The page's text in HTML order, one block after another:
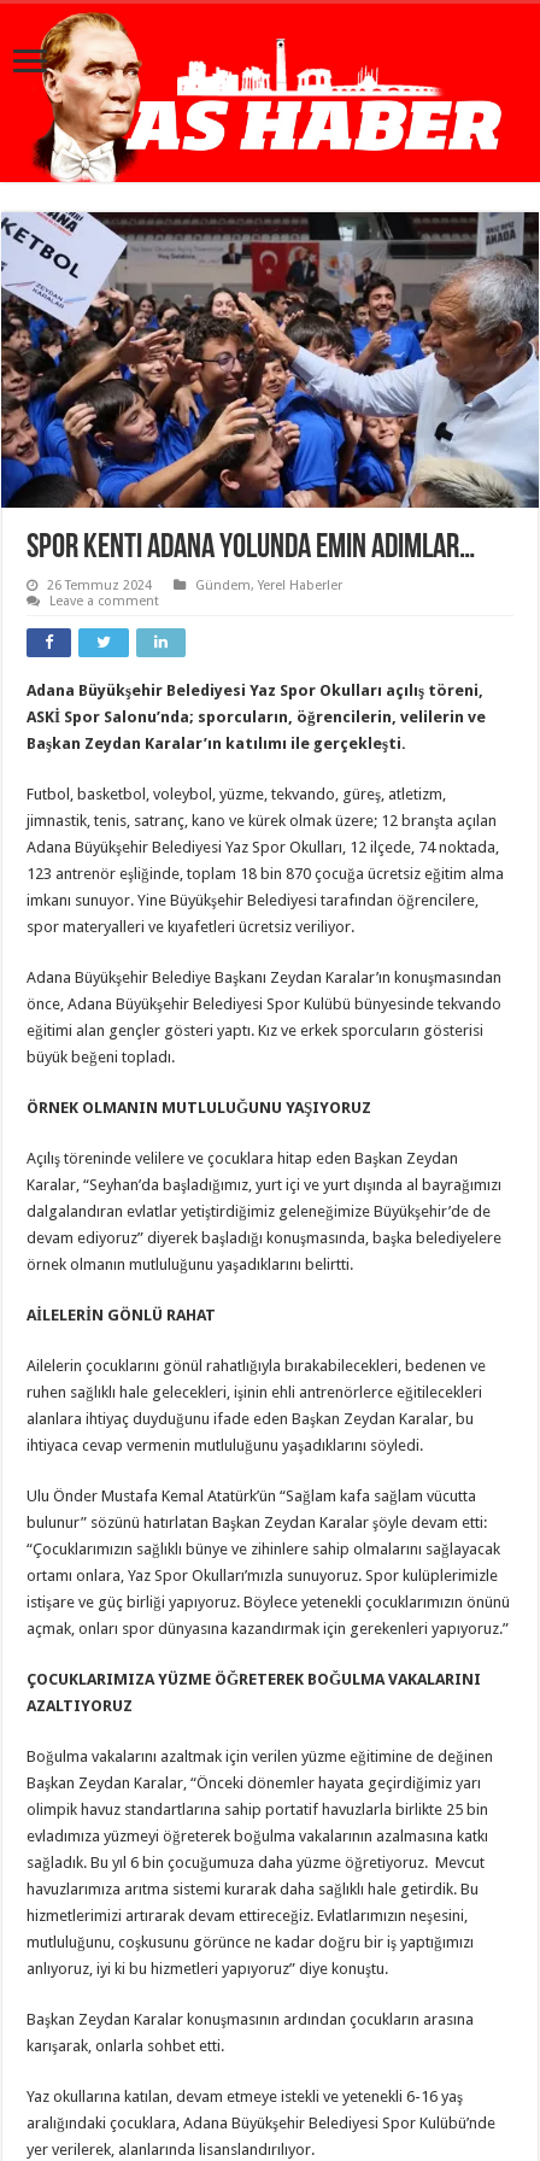
Spor Kenti Adana yolunda emin adımlar…
26 Temmuz 2024 Gündem,Yerel Haberler
Leave a comment
Adana Büyükşehir Belediyesi Yaz Spor Okulları açılış töreni,
ASKİ Spor Salonu’nda; sporcuların, öğrencilerin, velilerin ve
Başkan Zeydan Karalar’ın katılımı ile gerçekleşti.
Futbol, basketbol, voleybol, yüzme, tekvando, güreş, atletizm,
jimnastik, tenis, satranç, kano ve kürek olmak üzere; 12 branşta açılan
Adana Büyükşehir Belediyesi Yaz Spor Okulları, 12 ilçede, 74 noktada,
123 antrenör eşliğinde, toplam 18 bin 870 çocuğa ücretsiz eğitim alma
imkanı sunuyor. Yine Büyükşehir Belediyesi tarafından öğrencilere,
spor materyalleri ve kıyafetleri ücretsiz veriliyor.
Adana Büyükşehir Belediye Başkanı Zeydan Karalar’ın konuşmasından
önce, Adana Büyükşehir Belediyesi Spor Kulübü bünyesinde tekvando
eğitimi alan gençler gösteri yaptı. Kız ve erkek sporcuların gösterisi
büyük beğeni topladı.
ÖRNEK OLMANIN MUTLULUĞUNU YAŞIYORUZ
Açılış töreninde velilere ve çocuklara hitap eden Başkan Zeydan
Karalar, “Seyhan’da başladığımız, yurt içi ve yurt dışında al bayrağımızı
dalgalandıran evlatlar yetiştirdiğimiz geleneğimize Büyükşehir’de de
devam ediyoruz” diyerek başladığı konuşmasında, başka belediyelere
örnek olmanın mutluluğunu yaşadıklarını belirtti.
AİLELERİN GÖNLÜ RAHAT
Ailelerin çocuklarını gönül rahatlığıyla bırakabilecekleri, bedenen ve
ruhen sağlıklı hale gelecekleri, işinin ehli antrenörlerce eğitilecekleri
alanlara ihtiyaç duyduğunu ifade eden Başkan Zeydan Karalar, bu
ihtiyaca cevap vermenin mutluluğunu yaşadıklarını söyledi.
Ulu Önder Mustafa Kemal Atatürk’ün “Sağlam kafa sağlam vücutta
bulunur” sözünü hatırlatan Başkan Zeydan Karalar şöyle devam etti:
“Çocuklarımızın sağlıklı bünye ve zihinlere sahip olmalarını sağlayacak
ortamı onlara, Yaz Spor Okulları’mızla sunuyoruz. Spor kulüplerimizle
istişare ve güç birliği yapıyoruz. Böylece yetenekli çocuklarımızın önünü
açmak, onları spor dünyasına kazandırmak için gerekenleri yapıyoruz.”
ÇOCUKLARIMIZA YÜZME ÖĞRETEREK BOĞULMA VAKALARINI
AZALTIYORUZ
Boğulma vakalarını azaltmak için verilen yüzme eğitimine de değinen
Başkan Zeydan Karalar, “Önceki dönemler hayata geçirdiğimiz yarı
olimpik havuz standartlarına sahip portatif havuzlarla birlikte 25 bin
evladımıza yüzmeyi öğreterek boğulma vakalarının azalmasına katkı
sağladık. Bu yıl 6 bin çocuğumuza daha yüzme öğretiyoruz. Mevcut
havuzlarımıza arıtma sistemi kurarak daha sağlıklı hale getirdik. Bu
hizmetlerimizi artırarak devam ettireceğiz. Evlatlarımızın neşesini,
mutluluğunu, coşkusunu görünce ne kadar doğru bir iş yaptığımızı
anlıyoruz, iyi ki bu hizmetleri yapıyoruz” diye konuştu.
Başkan Zeydan Karalar konuşmasının ardından çocukların arasına
karışarak, onlarla sohbet etti.
Yaz okullarına katılan, devam etmeye istekli ve yetenekli 6-16 yaş
aralığındaki çocuklara, Adana Büyükşehir Belediyesi Spor Kulübü’nde
yer verilerek, alanlarında lisanslandırılıyor.